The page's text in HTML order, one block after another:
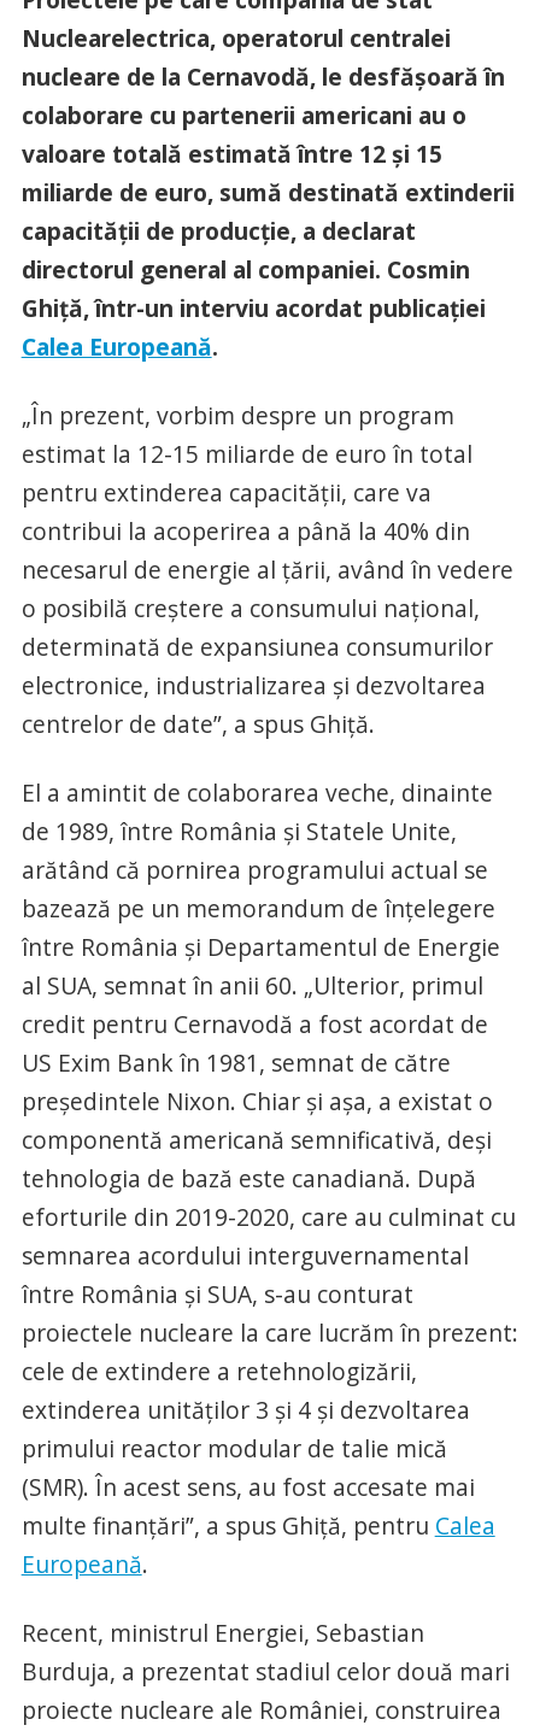
Nuclearelectrica, operatorul centralei
nucleare de la Cernavodă, le desfășoară în
colaborare cu partenerii americani au o
valoare totală estimată între 12 și 15
miliarde de euro, sumă destinată extinderii
capacității de producție, a declarat
directorul general al companiei. Cosmin
Ghiță, într-un interviu acordat publicației
Calea Europeană.
„În prezent, vorbim despre un program
estimat la 12-15 miliarde de euro în total
pentru extinderea capacității, care va
contribui la acoperirea a până la 40% din
necesarul de energie al țării, având în vedere
o posibilă creștere a consumului național,
determinată de expansiunea consumurilor
electronice, industrializarea și dezvoltarea
centrelor de date”, a spus Ghiță.
El a amintit de colaborarea veche, dinainte
de 1989, între România și Statele Unite,
arătând că pornirea programului actual se
bazează pe un memorandum de înțelegere
între România și Departamentul de Energie
al SUA, semnat în anii 60. „Ulterior, primul
credit pentru Cernavodă a fost acordat de
US Exim Bank în 1981, semnat de către
președintele Nixon. Chiar și așa, a existat o
componentă americană semnificativă, deși
tehnologia de bază este canadiană. După
eforturile din 2019-2020, care au culminat cu
semnarea acordului interguvernamental
între România și SUA, s-au conturat
proiectele nucleare la care lucrăm în prezent:
cele de extindere a retehnologizării,
extinderea unităților 3 și 4 și dezvoltarea
primului reactor modular de talie mică
(SMR). În acest sens, au fost accesate mai
multe finanțări”, a spus Ghiță, pentru Calea
Europeană.
Recent, ministrul Energiei, Sebastian
Burduja, a prezentat stadiul celor două mari
proiecte nucleare ale României, construirea